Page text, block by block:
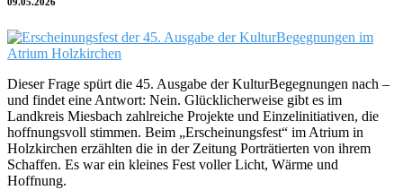
09.05.2026
Dieser Frage spürt die 45. Ausgabe der KulturBegegnungen nach –
und findet eine Antwort: Nein. Glücklicherweise gibt es im
Landkreis Miesbach zahlreiche Projekte und Einzelinitiativen, die
hoffnungsvoll stimmen. Beim „Erscheinungsfest“ im Atrium in
Holzkirchen erzählten die in der Zeitung Porträtierten von ihrem
Schaffen. Es war ein kleines Fest voller Licht, Wärme und
Hoffnung.